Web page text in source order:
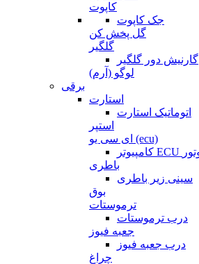
کاپوت
جک کاپوت
گل پخش کن
گلگیر
گارنیش دور گلگیر
لوگو (آرم)
برقی
استارت
اتوماتیک استارت
استپر
ای سی یو (ecu)
باطری
سینی زیر باطری
بوق
ترموستات
درب ترموستات
جعبه فیوز
درب جعبه فیوز
چراغ